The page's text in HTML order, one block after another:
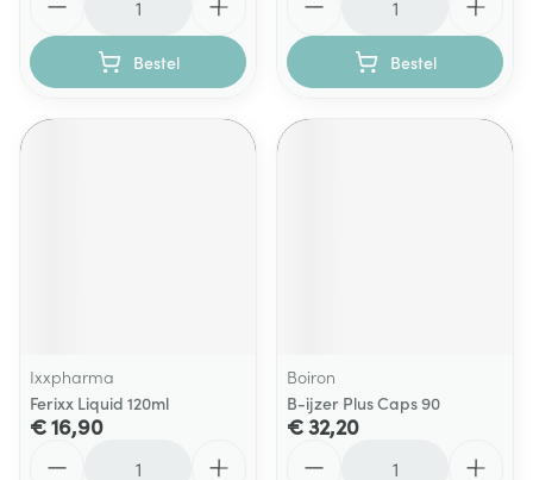
Bestel Bestel
Ixxpharma
Ferixx Liquid 120ml
€ 16,90
Boiron
B-ijzer Plus Caps 90
€ 32,20